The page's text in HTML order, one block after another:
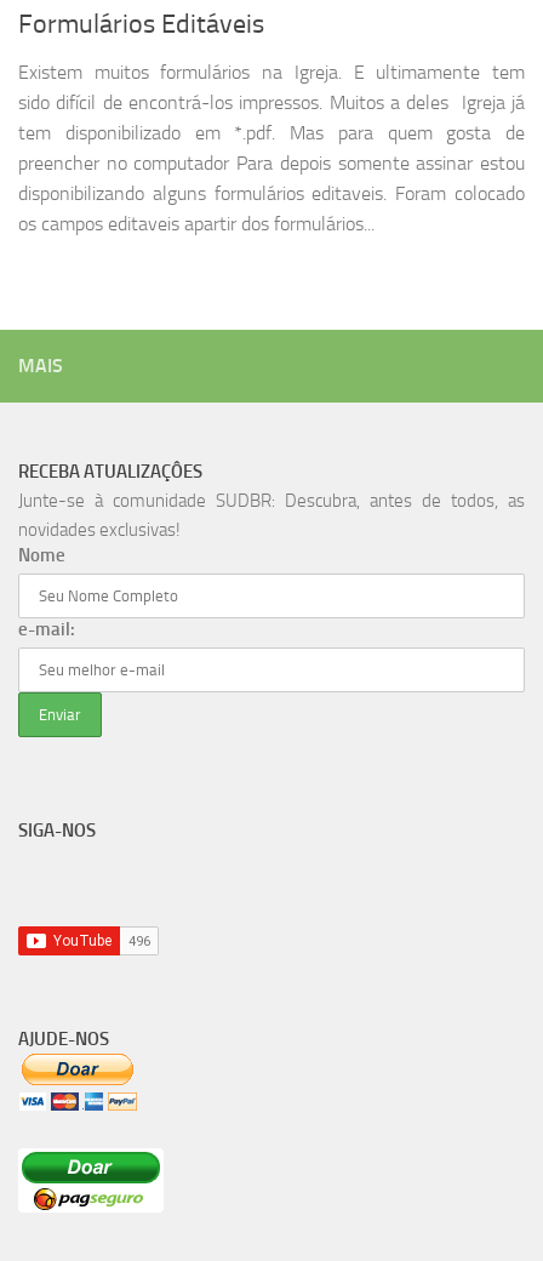
Formulários Editáveis
Existem muitos formulários na Igreja. E ultimamente tem
sido difícil de encontrá-los impressos. Muitos a deles Igreja já
tem disponibilizado em *.pdf. Mas para quem gosta de
preencher no computador Para depois somente assinar estou
disponibilizando alguns formulários editaveis. Foram colocado
os campos editaveis apartir dos formulários...
MAIS
RECEBA ATUALIZAÇÔES
Junte-se à comunidade SUDBR: Descubra, antes de todos, as
novidades exclusivas!
Nome
e-mail:
SIGA-NOS
AJUDE-NOS